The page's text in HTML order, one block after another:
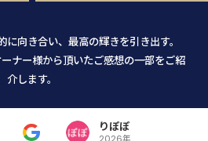
向き合い、最高の輝きを引き出す。
ナー様から頂いたご感想の一部をご紹
介します。
りぽぽ